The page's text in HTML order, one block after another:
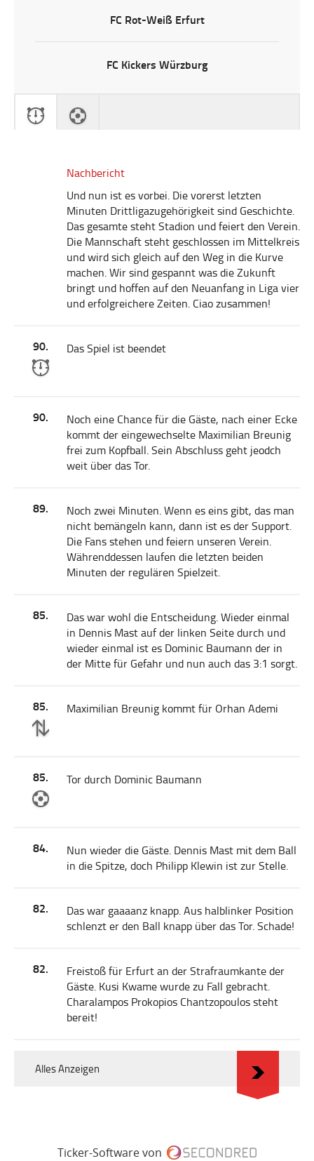
FC Rot-Weiß Erfurt
FC Kickers Würzburg
Nachbericht
Und nun ist es vorbei. Die vorerst letzten
Minuten Drittligazugehörigkeit sind Geschichte.
Das gesamte steht Stadion und feiert den Verein.
Die Mannschaft steht geschlossen im Mittelkreis
und wird sich gleich auf den Weg in die Kurve
machen. Wir sind gespannt was die Zukunft
bringt und hoffen auf den Neuanfang in Liga vier
und erfolgreichere Zeiten. Ciao zusammen!
90. Das Spiel ist beendet
90.
Noch eine Chance für die Gäste, nach einer Ecke
kommt der eingewechselte Maximilian Breunig
frei zum Kopfball. Sein Abschluss geht jeodch
weit über das Tor.
89.
Noch zwei Minuten. Wenn es eins gibt, das man
nicht bemängeln kann, dann ist es der Support.
Die Fans stehen und feiern unseren Verein.
Währenddessen laufen die letzten beiden
Minuten der regulären Spielzeit.
85.
Das war wohl die Entscheidung. Wieder einmal
in Dennis Mast auf der linken Seite durch und
wieder einmal ist es Dominic Baumann der in
der Mitte für Gefahr und nun auch das 3:1 sorgt.
85. Maximilian Breunig kommt für Orhan Ademi
85. Tor durch Dominic Baumann
84.
Nun wieder die Gäste. Dennis Mast mit dem Ball
in die Spitze, doch Philipp Klewin ist zur Stelle.
82.
Das war gaaaanz knapp. Aus halblinker Position
schlenzt er den Ball knapp über das Tor. Schade!
82.
Freistoß für Erfurt an der Strafraumkante der
Gäste. Kusi Kwame wurde zu Fall gebracht.
Charalampos Prokopios Chantzopoulos steht
bereit!
Alles Anzeigen
Ticker-Software von